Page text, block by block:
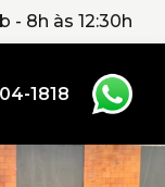
- 8h às 12:30h
1818